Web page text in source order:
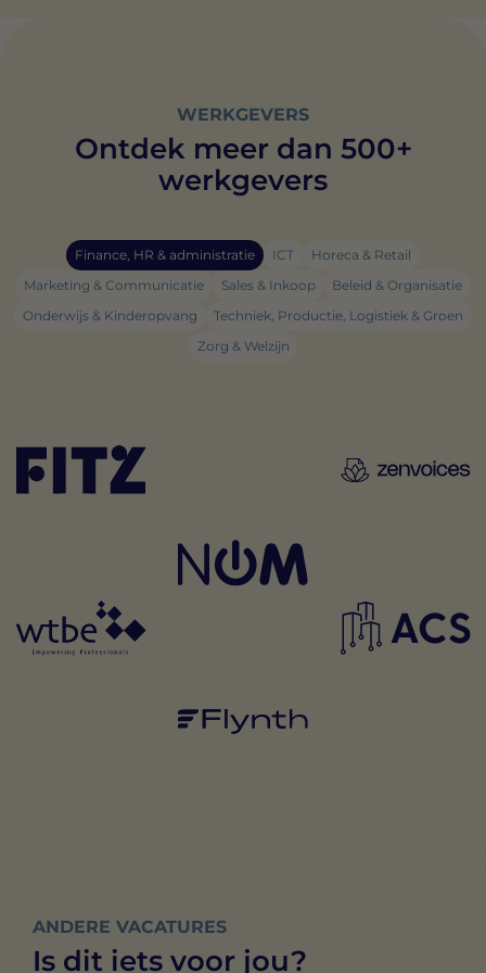
WERKGEVERS
Ontdek meer dan 500+
werkgevers
Finance, HR & administratie ICT
Horeca & Retail
Marketing & Communicatie
Sales & Inkoop
Beleid & Organisatie
Onderwijs & Kinderopvang
Techniek, Productie, Logistiek & Groen
Zorg & Welzijn
ANDERE VACATURES
Is dit iets voor jou?